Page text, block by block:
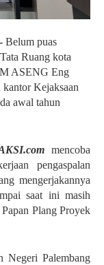
Belum puas
Ruang kota
ASENG Eng
kantor Kejaksaan
awal tahun
mencoba
pengaspalan
mengerjakannya
saat ini masih
Plang Proyek
Negeri Palembang